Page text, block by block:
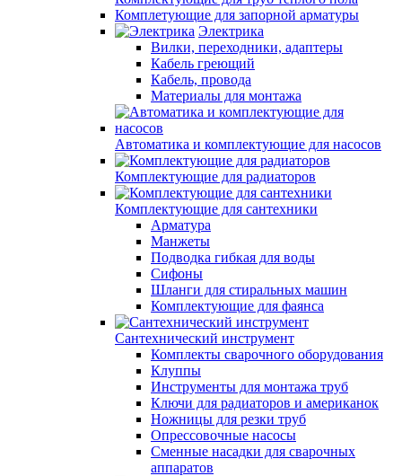
Комплетующие для запорной арматуры
Электрика
Вилки, переходники, адаптеры
Кабель греющий
Кабель, провода
Материалы для монтажа
Автоматика и комплектующие для насосов
Комплектующие для радиаторов
Комплектующие для сантехники
Арматура
Манжеты
Подводка гибкая для воды
Сифоны
Шланги для стиральных машин
Комплектующие для фаянса
Сантехнический инструмент
Комплекты сварочного оборудования
Клуппы
Инструменты для монтажа труб
Ключи для радиаторов и американок
Ножницы для резки труб
Опрессовочные насосы
Сменные насадки для сварочных
аппаратов